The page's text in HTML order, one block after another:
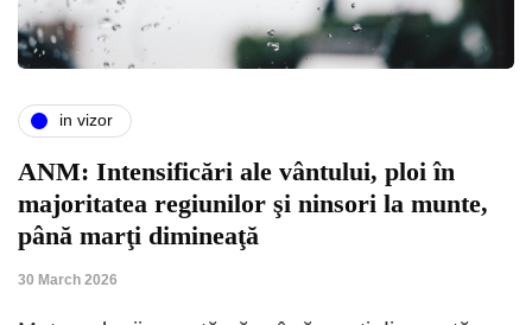
in vizor
ANM: Intensificări ale vântului, ploi în
majoritatea regiunilor şi ninsori la munte,
până marţi dimineaţă
30 March 2026